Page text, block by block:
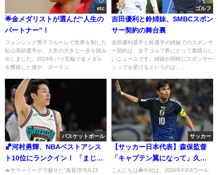
etc
🌟金メダリストが選んだ“人生の
パートナー”！
フェンシング男子フルーレで世界を制した
松山恭助選手が、人生の大きな一歩を踏み
出しました。2024年パリ五輪で金メダル
を獲得した彼が、ポーラン...
ゴルフ
吉田優利と鈴姉妹、SMBCスポン
サー契約の舞台裏
吉田優利選手と鈴選手の姉妹でのスポンサ
ー契約は、女子ゴルフ界にとって素晴らし
いニュースです。姉妹が同時にスポンサー
シップを受けるというのは、...
バスケットボール
🏀河村勇輝、NBAベストアシス
ト10位にランクイン！ 「まじで
神」「代表呼ばれてもおかしく
🔥サマーリーグで魅せた“真骨頂”8月23
サッカー
【サッカー日本代表】森保監督
「キャプテン翼になって」久保
建英に託す未来のスター像と
こんにちは⚽今回は、2026年FIFAワール